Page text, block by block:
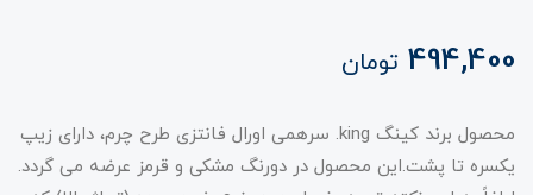
494,400 تومان
محصول برند کینگ king. سرهمی اورال فانتزی طرح چرم، دارای زیپ
یکسره تا پشت.این محصول در دورنگ مشکی و قرمز عرضه می گردد.